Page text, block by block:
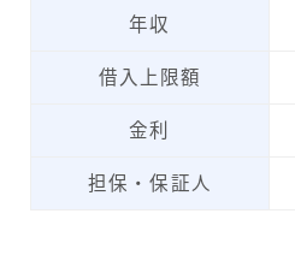
年収
借入上限額
金利
担保・保証人